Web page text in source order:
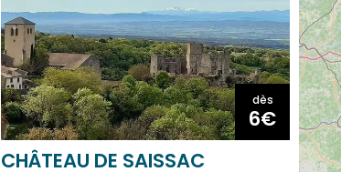
dès
6€
CHÂTEAU DE SAISSAC
SAISSAC